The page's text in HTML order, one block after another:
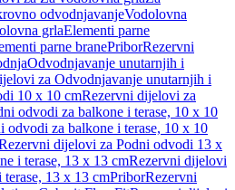
odvodnjavanjeVodolovna
grlaElementi parne
parne branePriborRezervni
Odvodnjavanje unutarnjih i
za Odvodnjavanje unutarnjih i
10 x 10 cmRezervni dijelovi za
odvodi za balkone i terase, 10 x 10
odvodi za balkone i terase, 10 x 10
dijelovi za Podni odvodi 13 x
i terase, 13 x 13 cmRezervni dijelovi
13 x 13 cmPriborRezervni